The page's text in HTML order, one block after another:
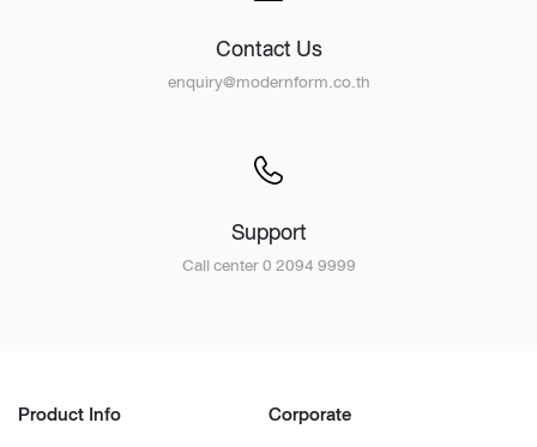
Contact Us
enquiry@modernform.co.th
Support
Call center 0 2094 9999
Product Info Corporate